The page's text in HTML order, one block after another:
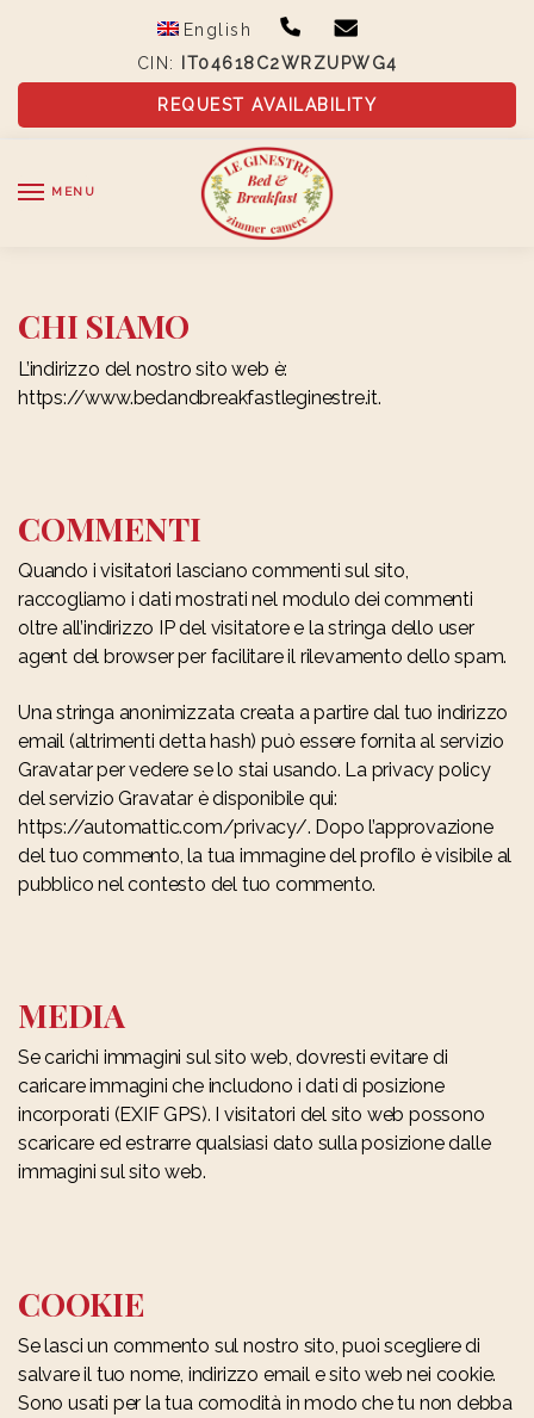
English
CIN:
IT04618C2WRZUPWG4
REQUEST AVAILABILITY
MENU
CHI SIAMO
L’indirizzo del nostro sito web è:
https://www.bedandbreakfastleginestre.it.
COMMENTI
Quando i visitatori lasciano commenti sul sito,
raccogliamo i dati mostrati nel modulo dei commenti
oltre all’indirizzo IP del visitatore e la stringa dello user
agent del browser per facilitare il rilevamento dello spam.
Una stringa anonimizzata creata a partire dal tuo indirizzo
email (altrimenti detta hash) può essere fornita al servizio
Gravatar per vedere se lo stai usando. La privacy policy
del servizio Gravatar è disponibile qui:
https://automattic.com/privacy/. Dopo l’approvazione
del tuo commento, la tua immagine del profilo è visibile al
pubblico nel contesto del tuo commento.
MEDIA
Se carichi immagini sul sito web, dovresti evitare di
caricare immagini che includono i dati di posizione
incorporati (EXIF GPS). I visitatori del sito web possono
scaricare ed estrarre qualsiasi dato sulla posizione dalle
immagini sul sito web.
COOKIE
Se lasci un commento sul nostro sito, puoi scegliere di
salvare il tuo nome, indirizzo email e sito web nei cookie.
Sono usati per la tua comodità in modo che tu non debba